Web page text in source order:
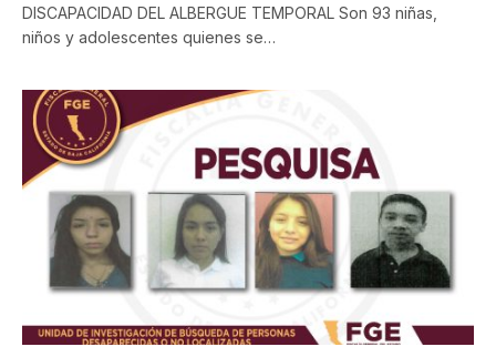
DISCAPACIDAD DEL ALBERGUE TEMPORAL Son 93 niñas,
niños y adolescentes quienes se…